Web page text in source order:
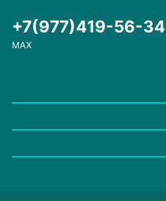
+7(977)419-56-34
MAX